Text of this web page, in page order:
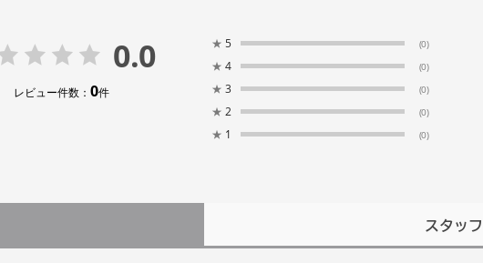
0.0
レビュー件数： 0件
★ 5 (0)
★ 4 (0)
★ 3 (0)
★ 2 (0)
★ 1 (0)
スタッ